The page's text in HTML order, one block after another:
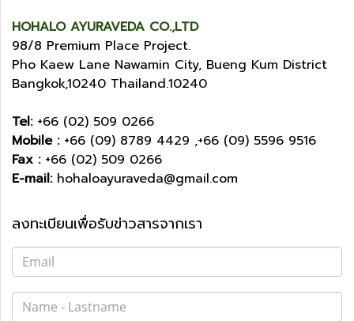
HOHALO AYURAVEDA CO.,LTD
98/8 Premium Place Project.
Pho Kaew Lane Nawamin City, Bueng Kum District
Bangkok,10240 Thailand.10240
Tel:+66 (02) 509 0266
Mobile :+66 (09) 8789 4429 ,+66 (09) 5596 9516
Fax :+66 (02) 509 0266
E-mail:hohaloayuraveda@gmail.com
ลงทะเบียนเพื่อรับข่าวสารจากเรา